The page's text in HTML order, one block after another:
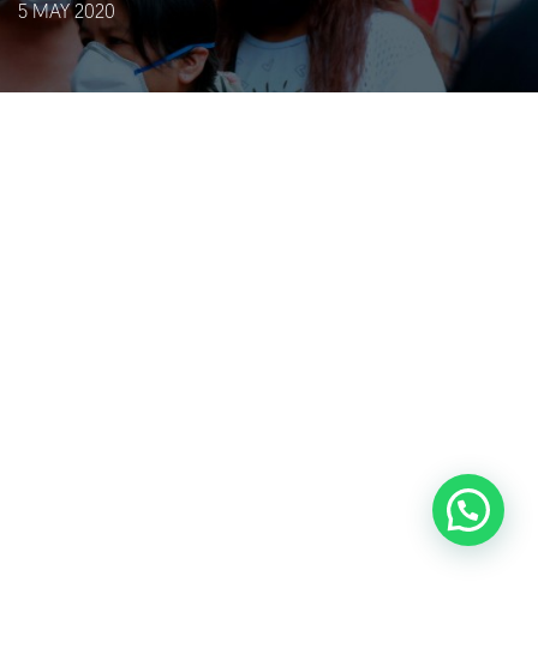
Clientes
Lo que hacemos
5 MAY 2020